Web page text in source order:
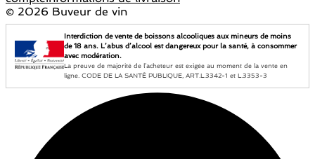
© 2026 Buveur de vin
Interdiction de vente de boissons alcooliques aux mineurs de moins
de 18 ans. L’abus d’alcool est dangereux pour la santé, à consommer
avec modération.
La preuve de majorité de l’acheteur est exigée au moment de la vente en
ligne. CODE DE LA SANTÉ PUBLIQUE, ART.L.3342-1 et L.3353-3